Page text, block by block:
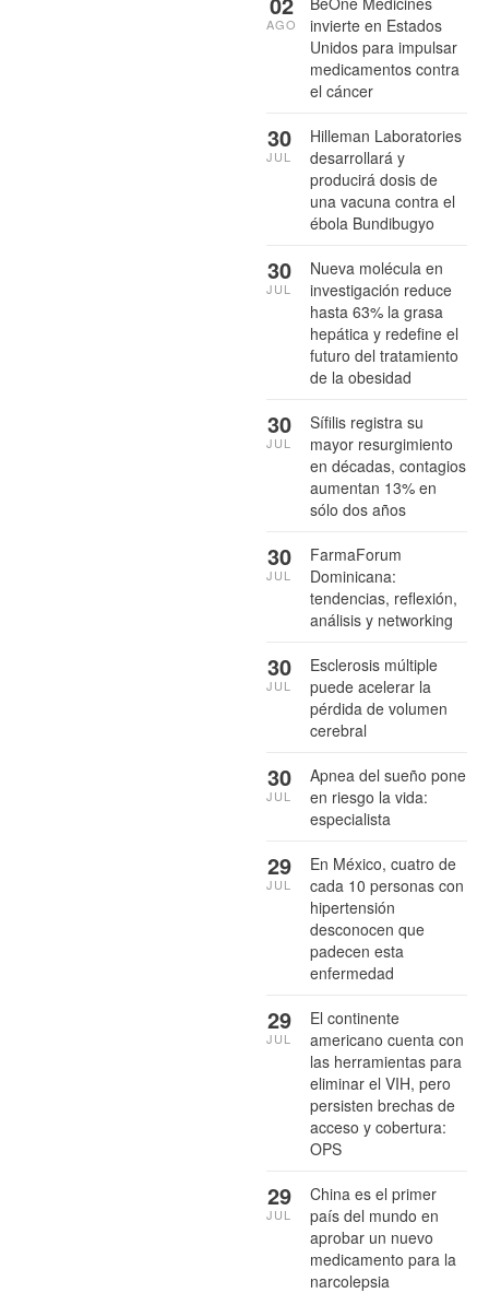
invierte en Estados
Unidos para impulsar
medicamentos contra
el cáncer
AGO
Hilleman Laboratories
desarrollará y
producirá dosis de
una vacuna contra el
ébola Bundibugyo
30
JUL
Nueva molécula en
investigación reduce
hasta 63% la grasa
hepática y redefine el
futuro del tratamiento
de la obesidad
30
JUL
Sífilis registra su
mayor resurgimiento
en décadas, contagios
aumentan 13% en
sólo dos años
30
JUL
FarmaForum
Dominicana:
tendencias, reflexión,
análisis y networking
30
JUL
Esclerosis múltiple
puede acelerar la
pérdida de volumen
cerebral
30
JUL
Apnea del sueño pone
en riesgo la vida:
especialista
30
JUL
En México, cuatro de
cada 10 personas con
hipertensión
desconocen que
padecen esta
enfermedad
29
JUL
El continente
americano cuenta con
las herramientas para
eliminar el VIH, pero
persisten brechas de
acceso y cobertura:
OPS
29
JUL
China es el primer
país del mundo en
aprobar un nuevo
medicamento para la
narcolepsia
29
JUL